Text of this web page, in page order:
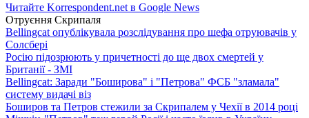
Читайте Korrespondent.net в Google News
Отруєння Скрипаля
Bellingcat опублікувала розслідування про шефа отруювачів у
Солсбері
Росію підозрюють у причетності до ще двох смертей у
Британії - ЗМІ
Bellingcat: Заради "Боширова" і "Петрова" ФСБ "зламала"
систему видачі віз
Боширов та Петров стежили за Скрипалем у Чехії в 2014 році